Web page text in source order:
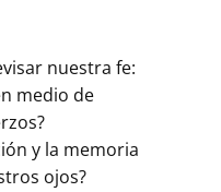
nuestra fe:
medio de
y la memoria
ojos?